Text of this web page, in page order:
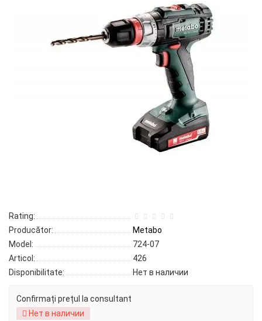
Rating:
Producător:
Metabo
Model:
724-07
Articol:
426
Disponibilitate:
Нет в наличии
Confirmați prețul la consultant
Нет в наличии